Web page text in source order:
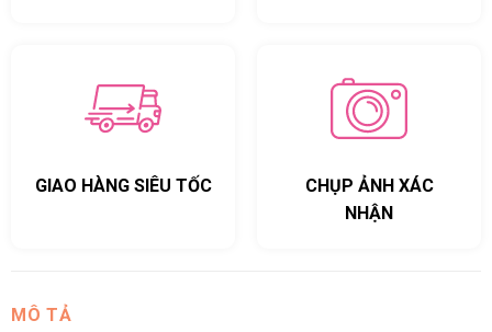
GIAO HÀNG SIÊU TỐC
CHỤP ẢNH XÁC
NHẬN
MÔ TẢ